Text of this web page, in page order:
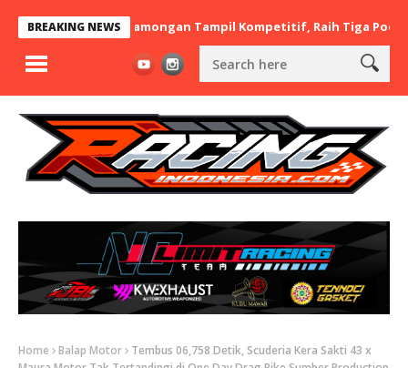
BREAKING NEWS
Asal Lamongan Tampil Kompetitif, Raih Tiga Podium di
Home Balap Motor
Tembus 06,758 Detik, Scuderia Kera Sakti 43 x